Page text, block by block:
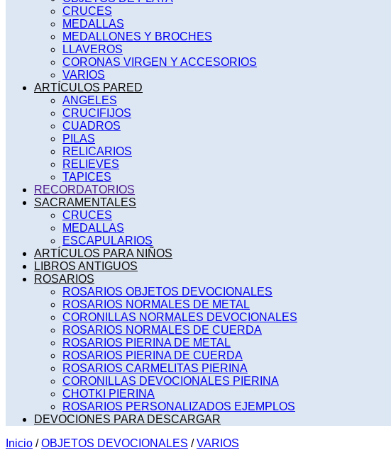
CRUCES
MEDALLAS
MEDALLONES Y BROCHES
LLAVEROS
CORONAS VIRGEN Y ACCESORIOS
VARIOS
ARTÍCULOS PARED
ANGELES
CRUCIFIJOS
CUADROS
PILAS
RELICARIOS
RELIEVES
TAPICES
RECORDATORIOS
SACRAMENTALES
CRUCES
MEDALLAS
ESCAPULARIOS
ARTÍCULOS PARA NIÑOS
LIBROS ANTIGUOS
ROSARIOS
ROSARIOS OBJETOS DEVOCIONALES
ROSARIOS NORMALES DE METAL
CORONILLAS NORMALES DEVOCIONALES
ROSARIOS NORMALES DE CUERDA
ROSARIOS PIERINA DE METAL
ROSARIOS PIERINA DE CUERDA
ROSARIOS CARMELITAS PIERINA
CORONILLAS DEVOCIONALES PIERINA
CHOTKI PIERINA
ROSARIOS PERSONALIZADOS EJEMPLOS
DEVOCIONES PARA DESCARGAR
Inicio / OBJETOS DEVOCIONALES / VARIOS